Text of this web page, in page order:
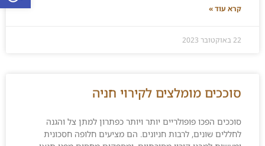
קרא עוד »
22 באוקטובר 2023
סוככים מומלצים לקירוי חניה
סוככים הפכו פופולריים יותר ויותר כפתרון למתן צל והגנה
לחללים שונים, לרבות חניונים. הם מציעים חלופה חסכונית